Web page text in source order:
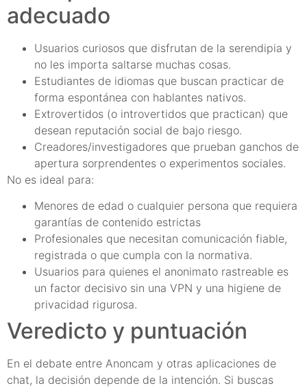
adecuado
Usuarios curiosos que disfrutan de la serendipia y
no les importa saltarse muchas cosas.
Estudiantes de idiomas que buscan practicar de
forma espontánea con hablantes nativos.
Extrovertidos (o introvertidos que practican) que
desean reputación social de bajo riesgo.
Creadores/investigadores que prueban ganchos de
apertura sorprendentes o experimentos sociales.
No es ideal para:
Menores de edad o cualquier persona que requiera
garantías de contenido estrictas
Profesionales que necesitan comunicación fiable,
registrada o que cumpla con la normativa.
Usuarios para quienes el anonimato rastreable es
un factor decisivo sin una VPN y una higiene de
privacidad rigurosa.
Veredicto y puntuación
En el debate entre Anoncam y otras aplicaciones de
chat, la decisión depende de la intención. Si buscas